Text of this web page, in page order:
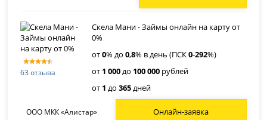
63 отзыва
Скела Мани - Займы онлайн на карту от
0%
от0% до0,8% в день (ПСК0-292%)
от 1 000до 100 000 рублей
от 1 до365дней
ООО МКК «Алистар» Онлайн-заявка